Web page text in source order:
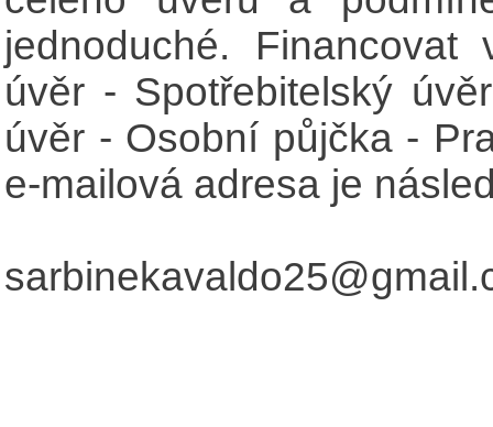
jednoduché.
úvěr - Spotřebitelský
úvěr - Osobní půjčka -
e-mailová adresa je